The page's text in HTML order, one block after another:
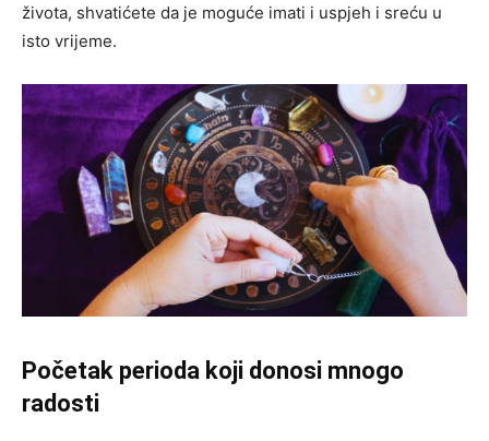
života, shvatićete da je moguće imati i uspjeh i sreću u
isto vrijeme.
Početak perioda koji donosi mnogo
radosti